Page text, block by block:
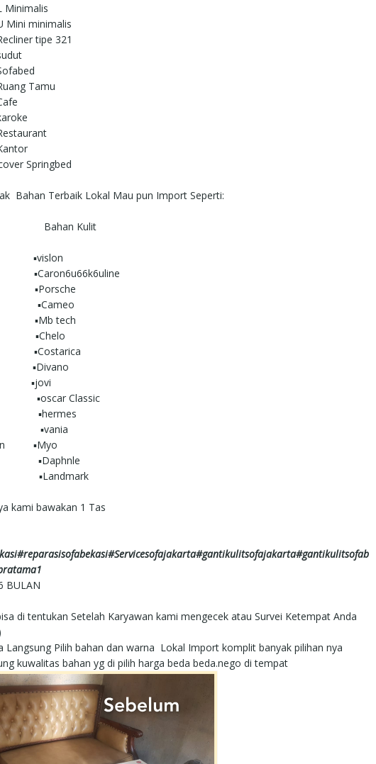
Minimalis
Mini minimalis
tipe 321
Tamu
Springbed
Bahan Terbaik Lokal Mau pun Import Seperti:
Bahan Kulit
▪︎vislon
▪︎Porsche
▪︎Mb tech
▪︎Costarica
▪︎Divano
▪︎jovi
Classic
▪︎hermes
▪︎vania
▪︎Myo
▪︎Daphnle
▪︎Landmark
kami bawakan 1 Tas
BULAN
di tentukan Setelah Karyawan kami mengecek atau Survei Ketempat Anda
Langsung Pilih bahan dan warna Lokal Import komplit banyak pilihan nya
kuwalitas bahan yg di pilih harga beda beda.nego di tempat